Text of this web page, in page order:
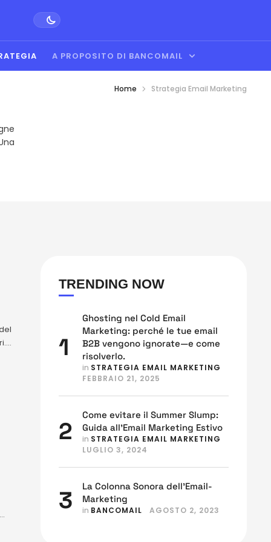
A PROPOSITO DI BANCOMAIL
Home Strategia Email Marketing
TRENDING NOW
1
Ghosting nel Cold Email
Marketing: perché le tue email
B2B vengono ignorate—e come
risolverlo.
in STRATEGIA EMAIL MARKETING
FEBBRAIO 21, 2025
2
Come evitare il Summer Slump:
Guida all’Email Marketing Estivo
in STRATEGIA EMAIL MARKETING
LUGLIO 3, 2024
3
La Colonna Sonora dell’Email-
Marketing
in BANCOMAIL AGOSTO 2, 2023